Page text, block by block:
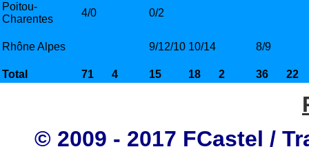
Poitou-
Charentes
4/0 0/2
Rhône Alpes 9/12/10 10/14 8/9
Total 71 4 15 18 2 36 22
© 2009 - 2017 FCastel /